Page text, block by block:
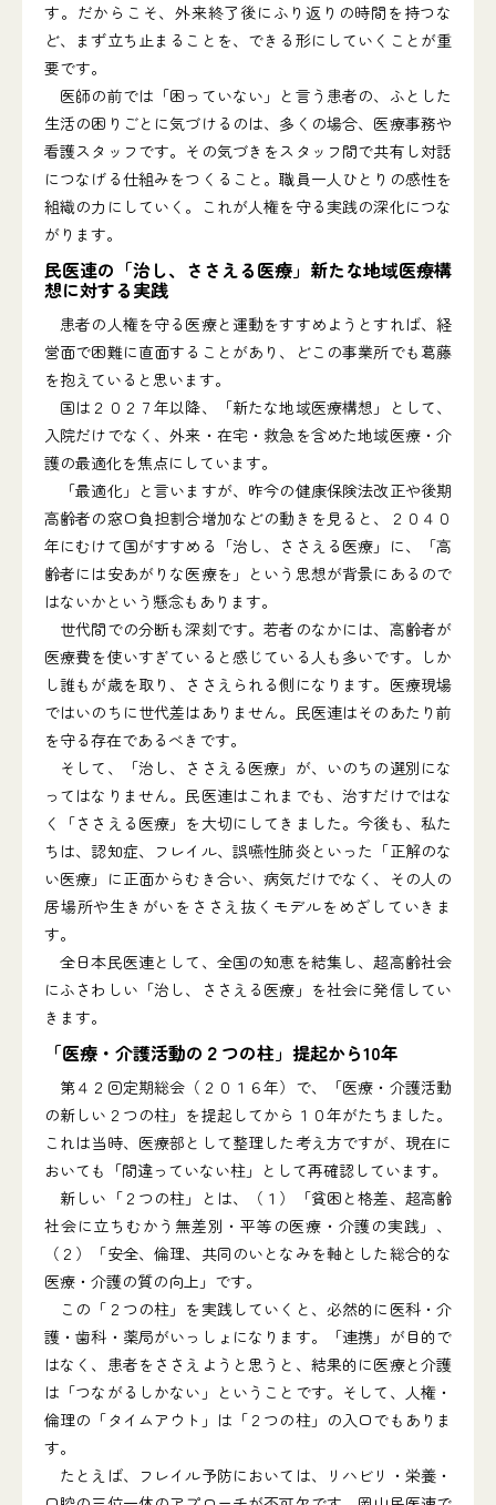
す。だからこそ、外来終了後にふり返りの時間を持つな
ど、まず立ち止まることを、できる形にしていくことが重
要です。
医師の前では「困っていない」と言う患者の、ふとした
生活の困りごとに気づけるのは、多くの場合、医療事務や
看護スタッフです。その気づきをスタッフ間で共有し対話
につなげる仕組みをつくること。職員一人ひとりの感性を
組織の力にしていく。これが人権を守る実践の深化につな
がります。
民医連の「治し、ささえる医療」新たな地域医療構
想に対する実践
患者の人権を守る医療と運動をすすめようとすれば、経
営面で困難に直面することがあり、どこの事業所でも葛藤
を抱えていると思います。
国は２０２７年以降、「新たな地域医療構想」として、
入院だけでなく、外来・在宅・救急を含めた地域医療・介
護の最適化を焦点にしています。
「最適化」と言いますが、昨今の健康保険法改正や後期
高齢者の窓口負担割合増加などの動きを見ると、２０４０
年にむけて国がすすめる「治し、ささえる医療」に、「高
齢者には安あがりな医療を」という思想が背景にあるので
はないかという懸念もあります。
世代間での分断も深刻です。若者のなかには、高齢者が
医療費を使いすぎていると感じている人も多いです。しか
し誰もが歳を取り、ささえられる側になります。医療現場
ではいのちに世代差はありません。民医連はそのあたり前
を守る存在であるべきです。
そして、「治し、ささえる医療」が、いのちの選別にな
ってはなりません。民医連はこれまでも、治すだけではな
く「ささえる医療」を大切にしてきました。今後も、私た
ちは、認知症、フレイル、誤嚥性肺炎といった「正解のな
い医療」に正面からむき合い、病気だけでなく、その人の
居場所や生きがいをささえ抜くモデルをめざしていきま
す。
全日本民医連として、全国の知恵を結集し、超高齢社会
にふさわしい「治し、ささえる医療」を社会に発信してい
きます。
「医療・介護活動の２つの柱」提起から10年
第４２回定期総会（２０１６年）で、「医療・介護活動
の新しい２つの柱」を提起してから１０年がたちました。
これは当時、医療部として整理した考え方ですが、現在に
おいても「間違っていない柱」として再確認しています。
新しい「２つの柱」とは、（１）「貧困と格差、超高齢
社会に立ちむかう無差別・平等の医療・介護の実践」、
（２）「安全、倫理、共同のいとなみを軸とした総合的な
医療・介護の質の向上」です。
この「２つの柱」を実践していくと、必然的に医科・介
護・歯科・薬局がいっしょになります。「連携」が目的で
はなく、患者をささえようと思うと、結果的に医療と介護
は「つながるしかない」ということです。そして、人権・
倫理の「タイムアウト」は「２つの柱」の入口でもありま
す。
たとえば、フレイル予防においては、リハビリ・栄養・